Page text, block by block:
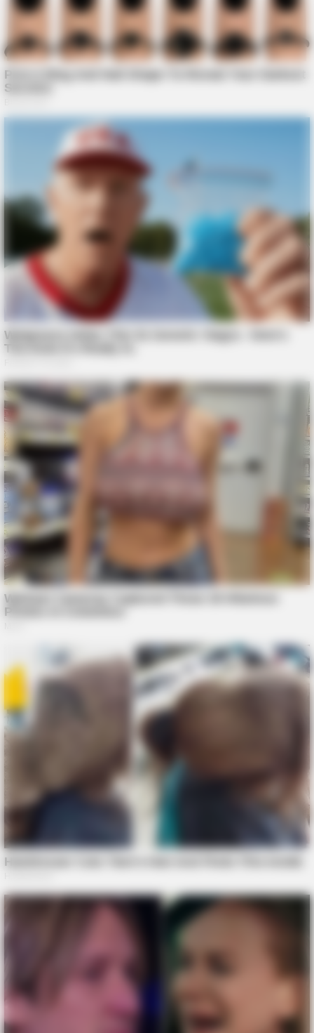
BUZZ DAY
He Awaited Death, But What This Animal Did Left Him
Speechless!
BUZZ DAY
The Real-Life Mowgli Story Didn't End Like The Movie
BUZZ DAY
Which Uniform Is Good For Nurse?
NERVE FLOW
Neuropathy Has Linked To A Common Habit. Do You Do It?
9 Foods That Secretly Increase Your Cancer Risk – Number 4
Will Shock You